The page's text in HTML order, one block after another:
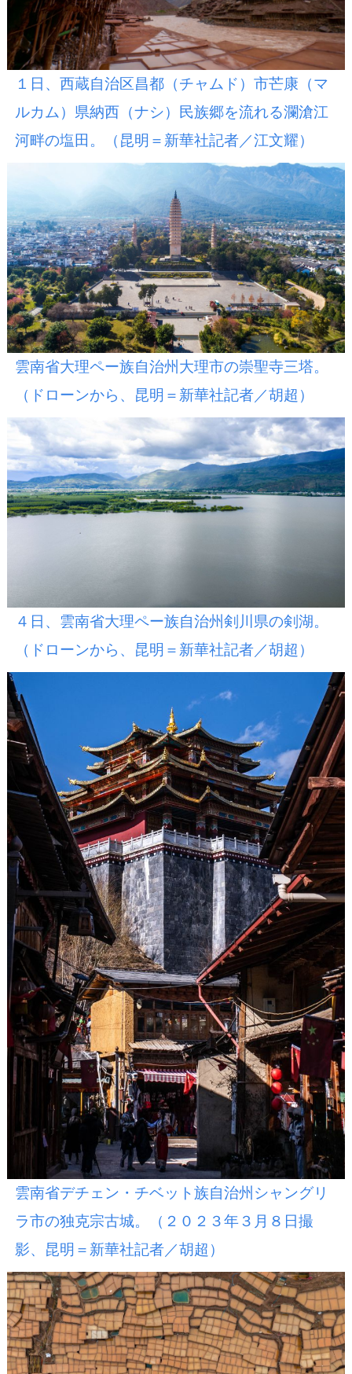
１日、西蔵自治区昌都（チャムド）市芒康（マ
ルカム）県納西（ナシ）民族郷を流れる瀾滄江
河畔の塩田。（昆明＝新華社記者／江文耀）
雲南省大理ペー族自治州大理市の崇聖寺三塔。
（ドローンから、昆明＝新華社記者／胡超）
４日、雲南省大理ペー族自治州剣川県の剣湖。
（ドローンから、昆明＝新華社記者／胡超）
雲南省デチェン・チベット族自治州シャングリ
ラ市の独克宗古城。（２０２３年３月８日撮
影、昆明＝新華社記者／胡超）